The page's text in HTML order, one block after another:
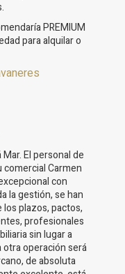
PREMIUM
para alquilar o
El personal de
comercial Carmen
con
la gestión, se han
plazos, pactos,
profesionales
sin lugar a
operación será
de absoluta